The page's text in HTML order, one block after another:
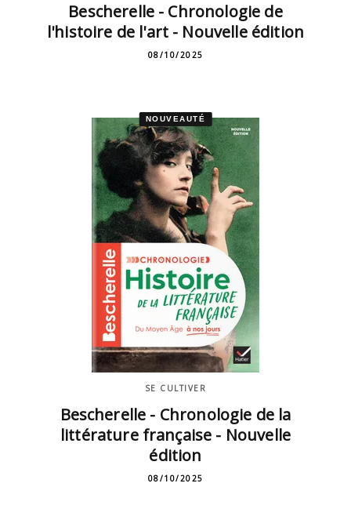
Bescherelle - Chronologie de
l'histoire de l'art - Nouvelle édition
08/10/2025
NOUVEAUTÉ
SE CULTIVER
Bescherelle - Chronologie de la
littérature française - Nouvelle
édition
08/10/2025